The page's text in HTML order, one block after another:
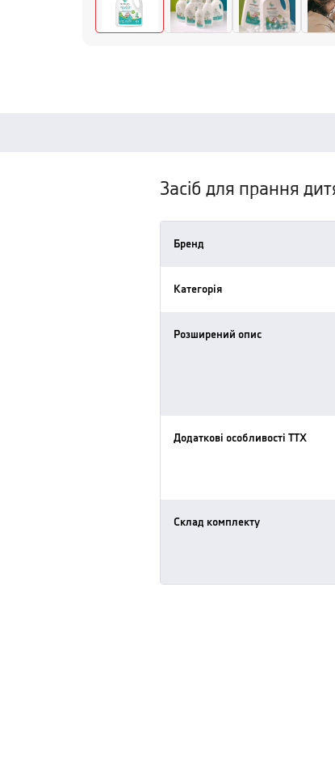
Засіб для прання
Бренд
Категорія
Розширений опис
Додаткові особливості ТТХ
Склад комплекту